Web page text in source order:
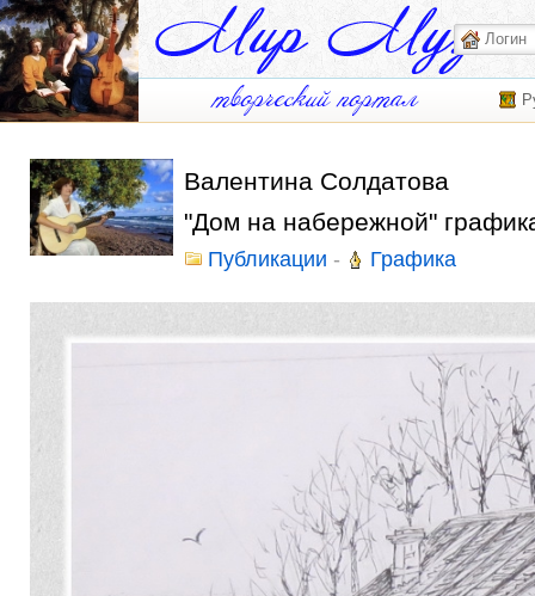
Валентина Солдатова
"Дом на набережной"
Публикации - Графика